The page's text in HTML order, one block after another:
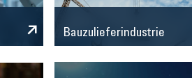
Bauzulieferindustrie